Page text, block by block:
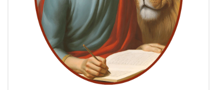
Ювелирные изделия